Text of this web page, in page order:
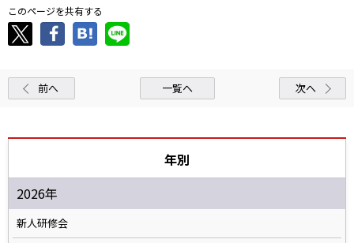
このページを共有する
前へ 一覧へ 次へ
年別
2026年
新人研修会